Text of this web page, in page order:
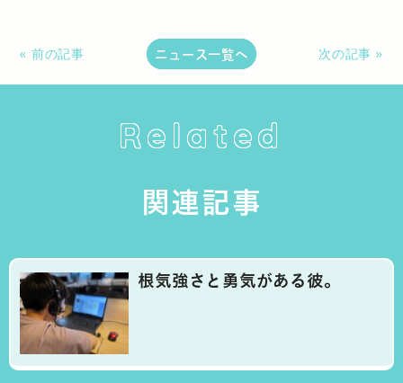
« 前の記事 ニュース一覧へ 次の記事 »
Related
関連記事
根気強さと勇気がある彼。